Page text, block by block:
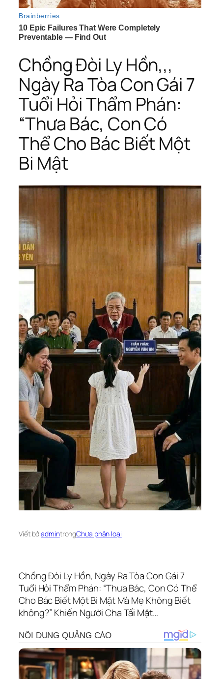
Chồng Đòi Ly Hồn,,,
Ngày Ra Tòa Con Gái 7
Tuổi Hỏi Thẩm Phán:
“Thưa Bác, Con Có
Thể Cho Bác Biết Một
Bi Mật
Viết bởiadmintrongChưa phân loại
Chồng Đòi Ly Hồn, Ngày Ra Tòa Con Gái 7
Tuổi Hỏi Thẩm Phán: “Thưa Bác, Con Có Thể
Cho Bác Biết Một Bi Mật Mà Mẹ Không Biết
không?” Khiến Người Cha Tấi Mặt…